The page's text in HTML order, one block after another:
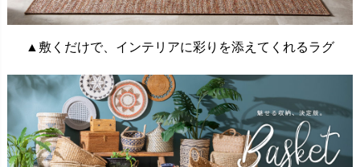
▲敷くだけで、インテリアに彩りを添えてくれるラグ